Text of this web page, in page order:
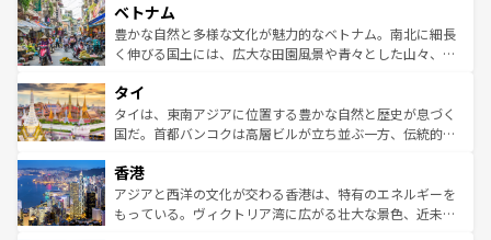
参照してほしい。
容にもいいと評判のスイーツなど、バラエティ豊かな料理
が味わえる。 なお、新着の台湾情報は コンテンツ一覧を参
照してほしい。
き、地方に足を延ばせば四季折々の自然美を楽しむことが
できる。そして、キムチや焼肉、絶品のストリートフード
まで、さまざまな韓国料理が待っている。夜には、韓国な
リティに包まれながら、韓国の多彩な魅力を心ゆくまで味
わってみてほしい。 なお、新着の韓国情報はコンテンツ一
覧を参照してほしい。
ベトナム
豊かな自然と多様な文化が魅力的なベトナム。南北に細長
く伸びる国土には、広大な田園風景や青々とした山々、世
急速な発展と共に伝統が息づく。ハノイの古い町並みやホ
ーチミン市のフランス統治時代の建物も、独特の雰囲気を
醸し出している。また、バラエティの豊かさとおいしさで
とつ。フォーやバインミー、ベトナムコーヒーなどは、ぜ
ひ現地で味わいたい。どの地域を訪れてもあたたかい人々
が旅行者を迎えてくれるので、きっと忘れられない旅にな
タイ
タイは、東南アジアに位置する豊かな自然と歴史が息づく
国だ。首都バンコクは高層ビルが立ち並ぶ一方、伝統的な
の活気が交差している。北部ではチェンマイなどの山岳地
帯で自然と触れ合い、南部ではプーケットやクラビの美し
いビーチでリゾート気分を楽しむことができる。タイ料理
香港
アジアと西洋の文化が交わる香港は、特有のエネルギーを
もっている。ヴィクトリア湾に広がる壮大な景色、近未来